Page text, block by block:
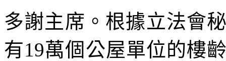
多謝主席。根據立法會
有19萬個公屋單位的樓